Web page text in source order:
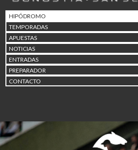
HIPÓDROMO
TEMPORADAS
APUESTAS
NOTICIAS
ENTRADAS
PREPARADOR
CONTACTO
15/08 17:05
23/08 17:30
30/08 17:30
02/09 11:15
06/09 17:30
30/09 11:30